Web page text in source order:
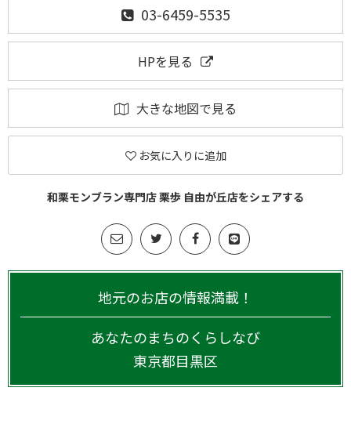
03-6459-5535
HPを見る
大きな地図で見る
お気に入りに追加
和栗モンブラン専門店 栗歩 自由が丘店をシェアする
地元のお店の情報満載！
あなたのまちのくらしなび
東京都目黒区